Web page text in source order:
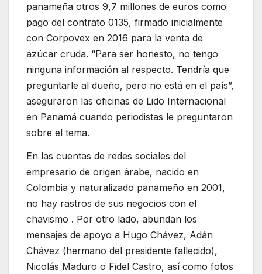
panameña otros 9,7 millones de euros como
pago del contrato 0135, firmado inicialmente
con Corpovex en 2016 para la venta de
azúcar cruda. “Para ser honesto, no tengo
ninguna información al respecto. Tendría que
preguntarle al dueño, pero no está en el país”,
aseguraron las oficinas de Lido Internacional
en Panamá cuando periodistas le preguntaron
sobre el tema.
En las cuentas de redes sociales del
empresario de origen árabe, nacido en
Colombia y naturalizado panameño en 2001,
no hay rastros de sus negocios con el
chavismo . Por otro lado, abundan los
mensajes de apoyo a Hugo Chávez, Adán
Chávez (hermano del presidente fallecido),
Nicolás Maduro o Fidel Castro, así como fotos